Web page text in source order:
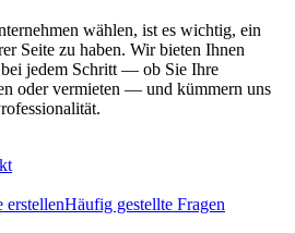
wählen, ist es wichtig, ein
Seite zu haben. Wir bieten Ihnen
jedem Schritt — ob Sie Ihre
oder vermieten — und kümmern uns
erstellenHäufig gestellte Fragen